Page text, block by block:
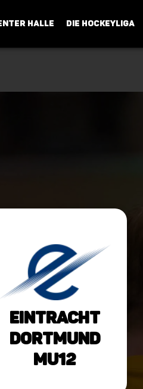
HALLE DIE HOCKEYLIGA
Eintracht
Dortmund
MU12